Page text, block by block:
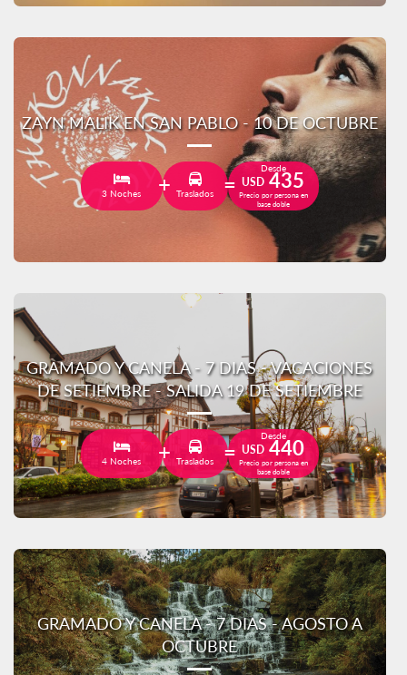
ZAYN MALIK EN SAN PABLO - 10 DE OCTUBRE
3 Noches Traslados
Desde
USD 435
Precio por persona en
base doble
GRAMADO Y CANELA - 7 DIAS - VACACIONES
DE SETIEMBRE - SALIDA 19 DE SETIEMBRE
4 Noches Traslados
Desde
USD 440
Precio por persona en
base doble
GRAMADO Y CANELA - 7 DIAS - AGOSTO A
OCTUBRE